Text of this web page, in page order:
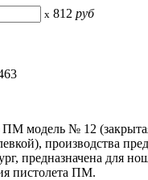
x 812 руб
ПМ модель № 12
производства
предназначена для
пистолета ПМ.